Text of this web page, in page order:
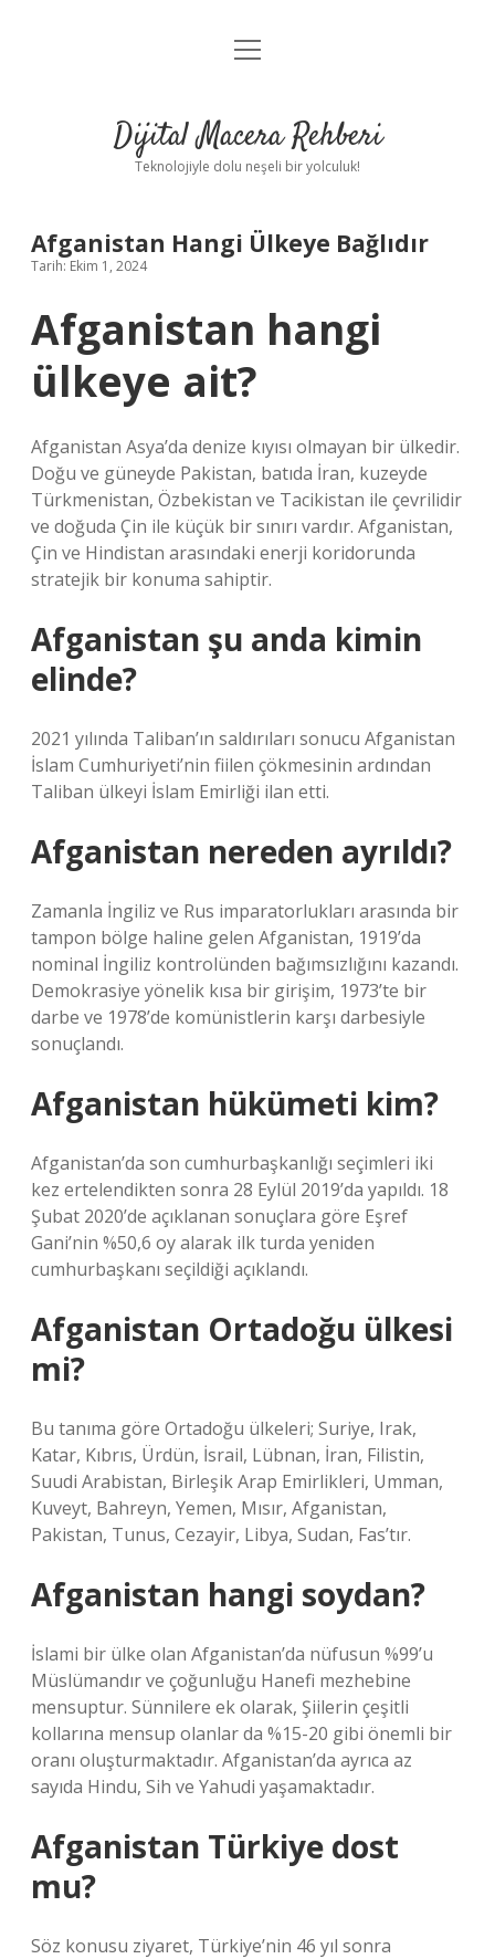
Anasayfa
Yasal Uyarı
menüyü
Dijital Macera Rehberi
Teknolojiyle dolu neşeli bir yolculuk!
Afganistan Hangi Ülkeye Bağlıdır
Tarih: Ekim 1, 2024
Afganistan hangi
ülkeye ait?
Afganistan Asya’da denize kıyısı olmayan bir ülkedir.
Doğu ve güneyde Pakistan, batıda İran, kuzeyde
Türkmenistan, Özbekistan ve Tacikistan ile çevrilidir
ve doğuda Çin ile küçük bir sınırı vardır. Afganistan,
Çin ve Hindistan arasındaki enerji koridorunda
stratejik bir konuma sahiptir.
Afganistan şu anda kimin
elinde?
2021 yılında Taliban’ın saldırıları sonucu Afganistan
İslam Cumhuriyeti’nin fiilen çökmesinin ardından
Taliban ülkeyi İslam Emirliği ilan etti.
Afganistan nereden ayrıldı?
Zamanla İngiliz ve Rus imparatorlukları arasında bir
tampon bölge haline gelen Afganistan, 1919’da
nominal İngiliz kontrolünden bağımsızlığını kazandı.
Demokrasiye yönelik kısa bir girişim, 1973’te bir
darbe ve 1978’de komünistlerin karşı darbesiyle
sonuçlandı.
Afganistan hükümeti kim?
Afganistan’da son cumhurbaşkanlığı seçimleri iki
kez ertelendikten sonra 28 Eylül 2019’da yapıldı. 18
Şubat 2020’de açıklanan sonuçlara göre Eşref
Gani’nin %50,6 oy alarak ilk turda yeniden
cumhurbaşkanı seçildiği açıklandı.
Afganistan Ortadoğu ülkesi
mi?
Bu tanıma göre Ortadoğu ülkeleri; Suriye, Irak,
Katar, Kıbrıs, Ürdün, İsrail, Lübnan, İran, Filistin,
Suudi Arabistan, Birleşik Arap Emirlikleri, Umman,
Kuveyt, Bahreyn, Yemen, Mısır, Afganistan,
Pakistan, Tunus, Cezayir, Libya, Sudan, Fas’tır.
Afganistan hangi soydan?
İslami bir ülke olan Afganistan’da nüfusun %99’u
Müslümandır ve çoğunluğu Hanefi mezhebine
mensuptur. Sünnilere ek olarak, Şiilerin çeşitli
kollarına mensup olanlar da %15-20 gibi önemli bir
oranı oluşturmaktadır. Afganistan’da ayrıca az
sayıda Hindu, Sih ve Yahudi yaşamaktadır.
Afganistan Türkiye dost
mu?
Söz konusu ziyaret, Türkiye’nin 46 yıl sonra